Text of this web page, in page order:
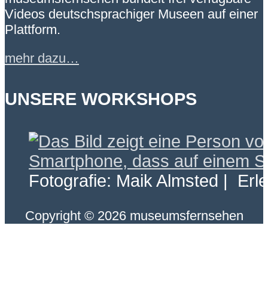
Videos deutschsprachiger Museen auf einer
Plattform.
mehr dazu…
UNSERE WORKSHOPS
Fotografie: Maik Almsted |
Copyright © 2026 museumsfernsehen